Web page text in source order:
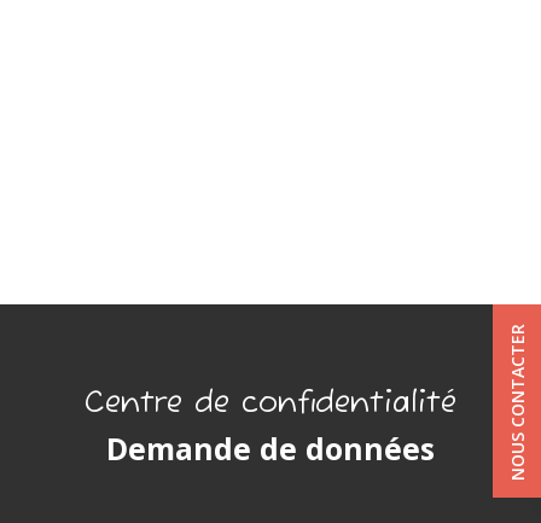
Centre de confidentialité
Demande de données NOUS CONTACTER